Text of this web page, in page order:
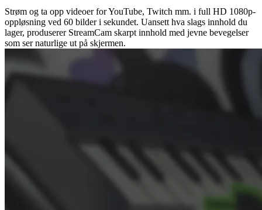
Strøm og ta opp videoer for YouTube, Twitch mm. i full HD 1080p-
oppløsning ved 60 bilder i sekundet. Uansett hva slags innhold du
lager, produserer StreamCam skarpt innhold med jevne bevegelser
som ser naturlige ut på skjermen.